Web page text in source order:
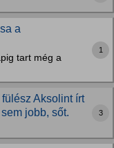
a
tart még a
1
Aksolint írt
jobb, sőt.
3